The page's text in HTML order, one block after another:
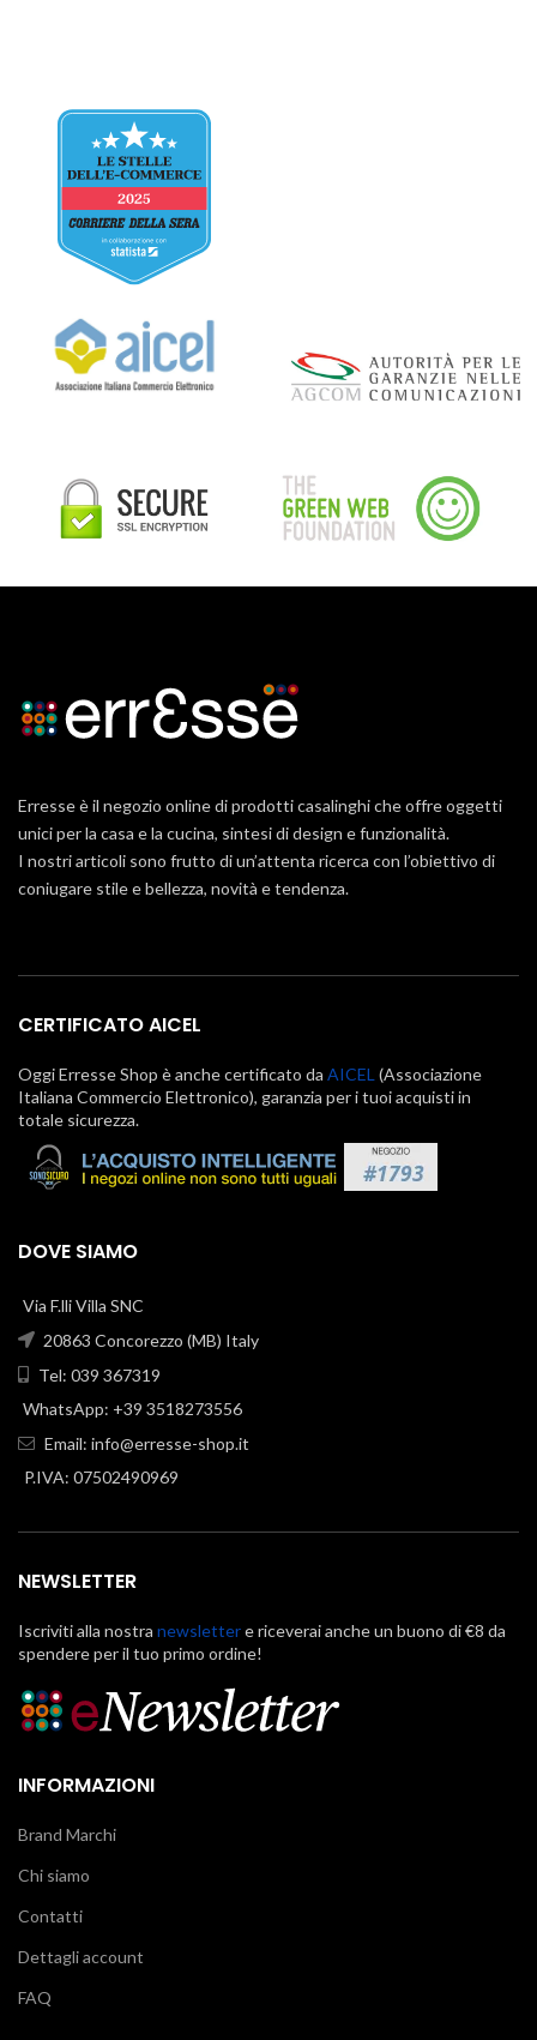
Erresse è il negozio online di prodotti casalinghi che offre oggetti
unici per la casa e la cucina, sintesi di design e funzionalità.
I nostri articoli sono frutto di un’attenta ricerca con l’obiettivo di
coniugare stile e bellezza, novità e tendenza.
CERTIFICATO AICEL
Oggi Erresse Shop è anche certificato da AICEL (Associazione
Italiana Commercio Elettronico), garanzia per i tuoi acquisti in
totale sicurezza.
DOVE SIAMO
Via F.lli Villa SNC
20863 Concorezzo (MB) Italy
Tel: 039 367319
WhatsApp: +39 3518273556
Email: info@erresse-shop.it
P.IVA: 07502490969
NEWSLETTER
Iscriviti alla nostra newslettere riceverai anche un buono di €8 da
spendere per il tuo primo ordine!
INFORMAZIONI
Brand Marchi
Chi siamo
Contatti
Dettagli account
FAQ